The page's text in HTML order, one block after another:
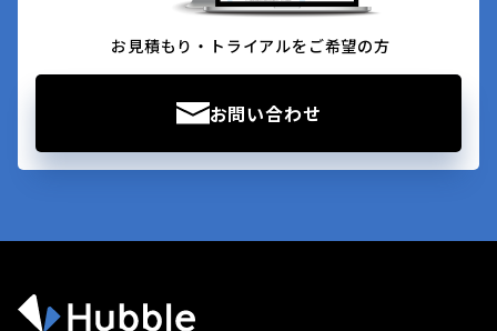
お見積もり・トライアルをご希望の方
お問い合わせ